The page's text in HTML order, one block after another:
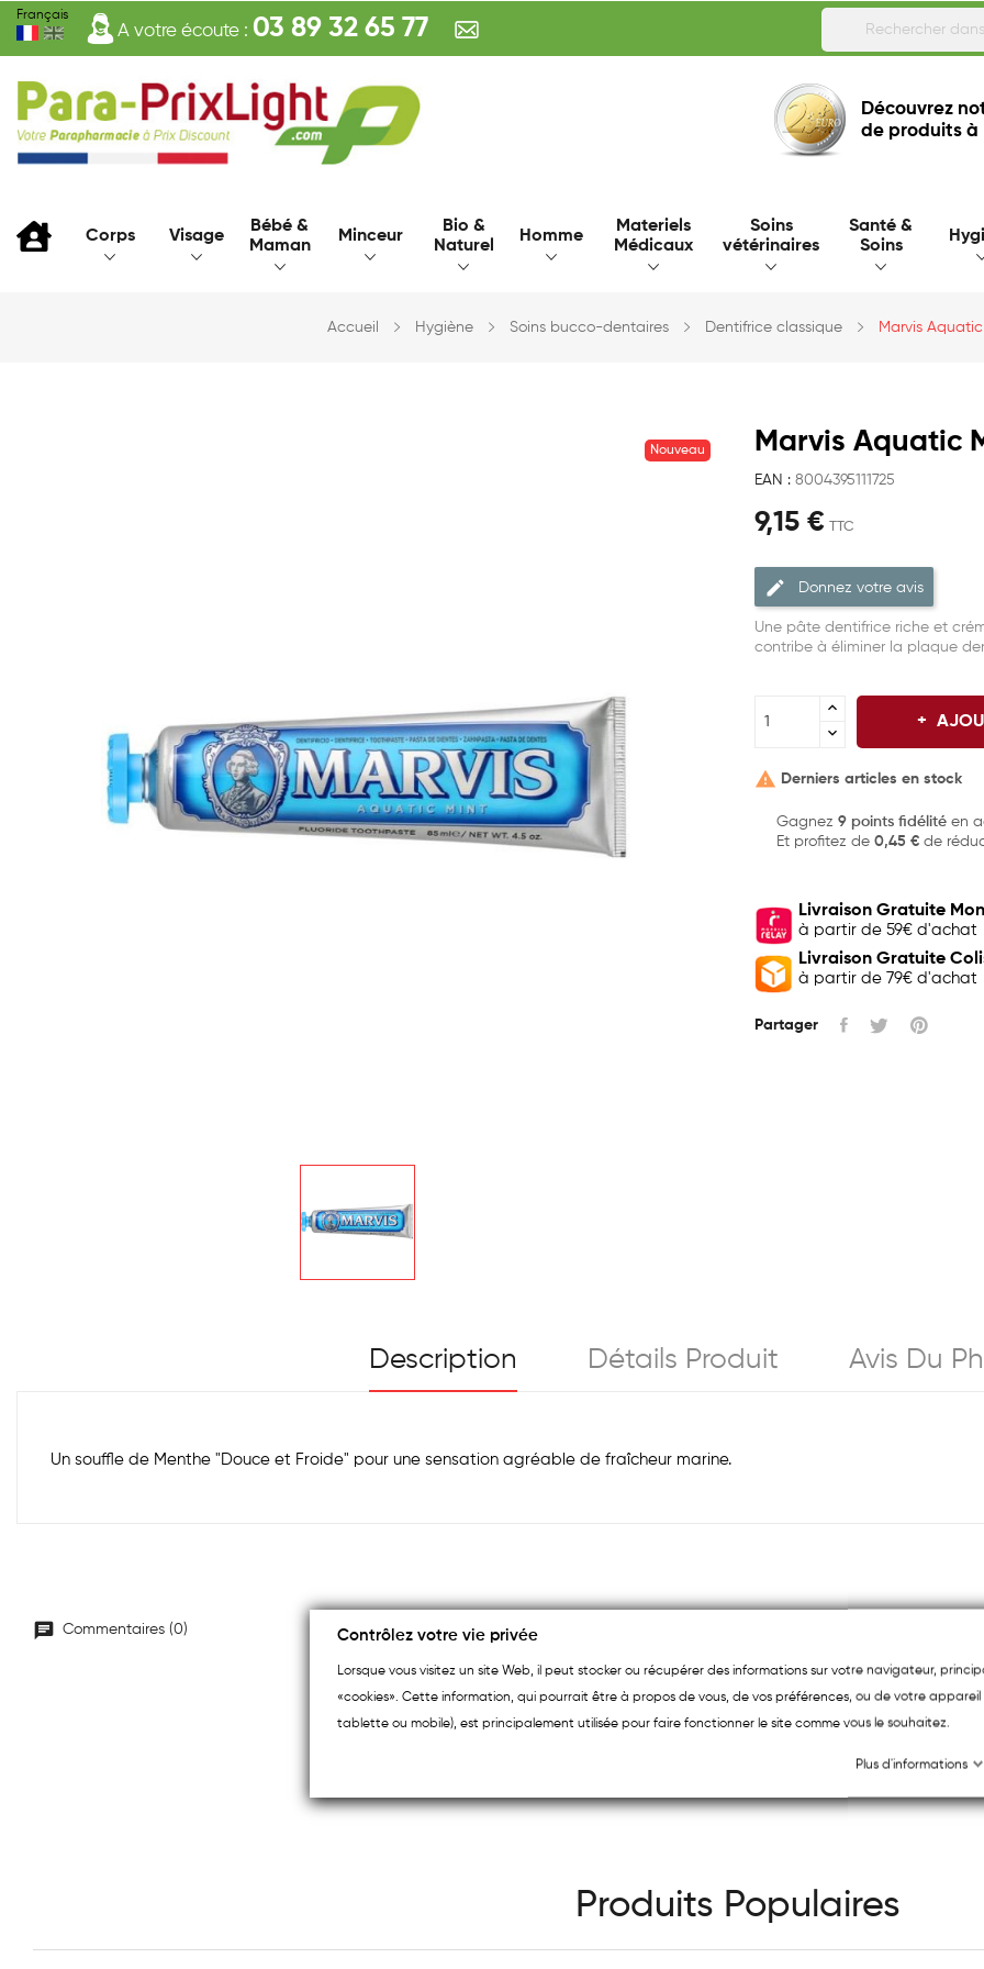
Français
A votre écoute : 03 89 32 65 77
Découvrez
de produits à
Corps Visage
Bébé &
Maman
Minceur
Bio &
Naturel
Homme
Materiels
Médicaux
Soins
vétérinaires
Santé &
Soins
Accueil Hygiène Soins bucco-dentaires Dentifrice classique Marvis
Nouveau Marvis Aquatic
EAN : 8004395111725
9,15 € TTC
Donnez votre avis
Une pâte dentifrice riche et
contribe à éliminer la plaque
 Derniers articles en stock
Gagnez 9 points fidélité en
Et profitez de 0,45 € de
Livraison Gratuite
à partir de 59€ d'achat
Livraison Gratuite
à partir de 79€ d'achat
Partager
Description Détails Produit Avis Du
Un souffle de Menthe "Douce et Froide" pour une sensation agréable de fraîcheur marine.
Commentaires (0)
Soyez le premier à donner votre avis
Produits Populaires
Contrôlez votre vie privée
Lorsque vous visitez un site Web, il peut stocker ou récupérer des informations sur votre navigateur,
«cookies». Cette information, qui pourrait être à propos de vous, de vos préférences, ou de votre
tablette ou mobile), est principalement utilisée pour faire fonctionner le site comme vous le souhaitez.
Plus d'informations